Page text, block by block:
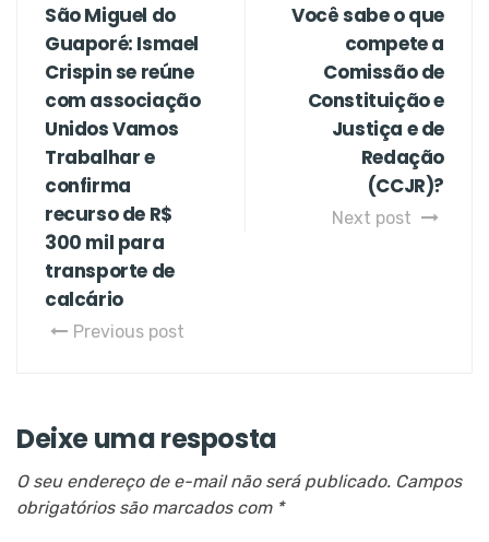
São Miguel do
Guaporé: Ismael
Crispin se reúne
com associação
Unidos Vamos
Trabalhar e
confirma
recurso de R$
300 mil para
transporte de
calcário
Previous post
Você sabe o que
compete a
Comissão de
Constituição e
Justiça e de
Redação
(CCJR)?
Next post
Deixe uma resposta
O seu endereço de e-mail não será publicado. Campos
obrigatórios são marcados com *